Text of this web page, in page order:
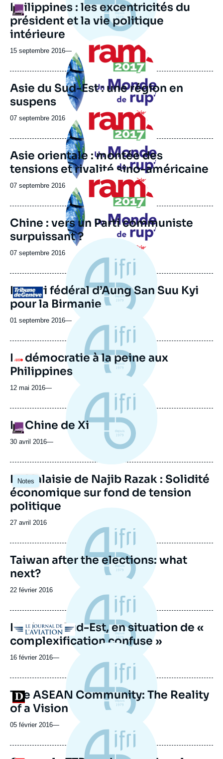
Logo
Philippines : les excentricités du
président et la vie politique
intérieure
15 septembre 2016—
Image
principale
Asie du Sud-Est : une région en
suspens
Date
publication
07 septembre 2016
Image
principale
Asie orientale : montée des
tensions et rivalité sino-américaine
Date
publication
07 septembre 2016
Image
principale
Chine : vers un Parti communiste
surpuissant ?
Date
publication
07 septembre 2016
Logo
Le pari fédéral d’Aung San Suu Kyi
pour la Birmanie
01 septembre 2016—
Logo
La démocratie à la peine aux
Philippines
12 mai 2016—
Logo
La Chine de Xi
30 avril 2016—
Notes
La Malaisie de Najib Razak : Solidité
économique sur fond de tension
politique
Date
publication
27 avril 2016
Taiwan after the elections: what
next?
Date
publication
22 février 2016
Logo
L'Asie du Sud-Est, en situation de «
complexification confuse »
16 février 2016—
Logo
The ASEAN Community: The Reality
of a Vision
05 février 2016—